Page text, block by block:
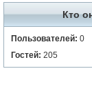
Кто
Пользователей: 0
Гостей: 205